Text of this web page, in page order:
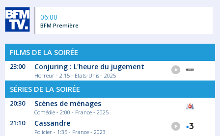
06:00
BFM Première
FILMS DE LA SOIRÉE
23:00 Conjuring : L'heure du jugement
Horreur - 2:15 - Etats-Unis - 2025
SÉRIES DE LA SOIRÉE
20:30 Scènes de ménages
Comédie - 2:00 - France - 2025
21:10 Cassandre
Policier - 1:35 - France - 2023